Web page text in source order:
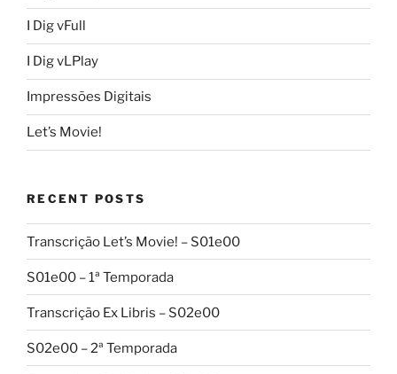
I Dig vFull
I Dig vLPlay
Impressões Digitais
Let’s Movie!
RECENT POSTS
Transcrição Let’s Movie! – S01e00
S01e00 – 1ª Temporada
Transcrição Ex Libris – S02e00
S02e00 – 2ª Temporada